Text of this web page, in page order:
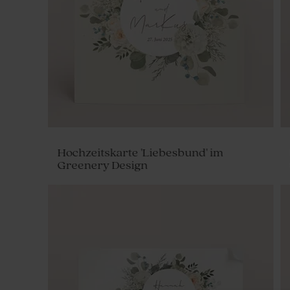
Hochzeitskarte 'Liebesbund' im
Greenery Design